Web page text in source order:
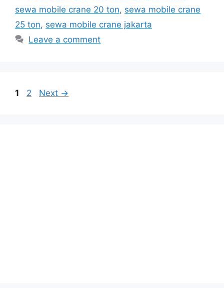
sewa mobile crane 20 ton, sewa mobile crane
25 ton, sewa mobile crane jakarta
Leave a comment
Page
1 Page
2 Next →